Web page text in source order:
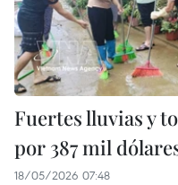
Fuertes lluvias y
por 387 mil
18/05/2026 07:48